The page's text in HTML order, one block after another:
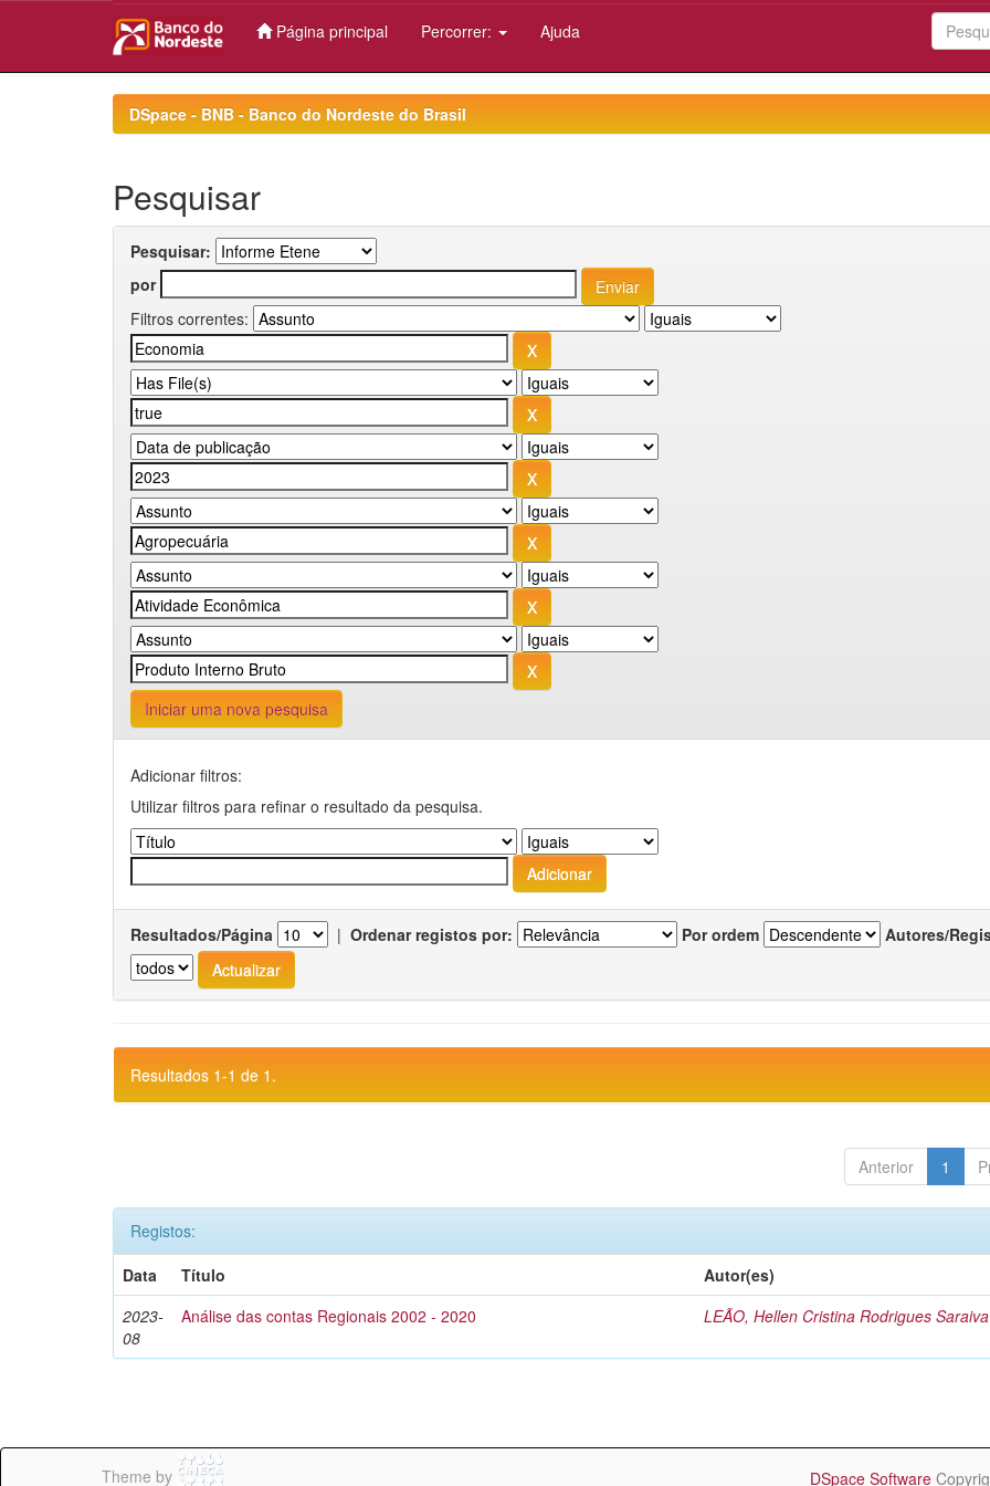
Página principal Percorrer: Ajuda
DSpace - BNB - Banco do Nordeste do Brasil
Pesquisar
Pesquisar:
por
Filtros correntes:
Iniciar uma nova pesquisa
Adicionar filtros:
Utilizar filtros para refinar o resultado da pesquisa.
Resultados/Página | Ordenar registos por: Por ordem Autores/
Resultados 1-1 de 1.
Anterior 1
Registos:
Data
Título
Autor(es)
2023-
08
Análise das contas Regionais 2002 - 2020 LEÃO, Hellen Cristina Rodrigues Saraiva
Theme by DSpace Software